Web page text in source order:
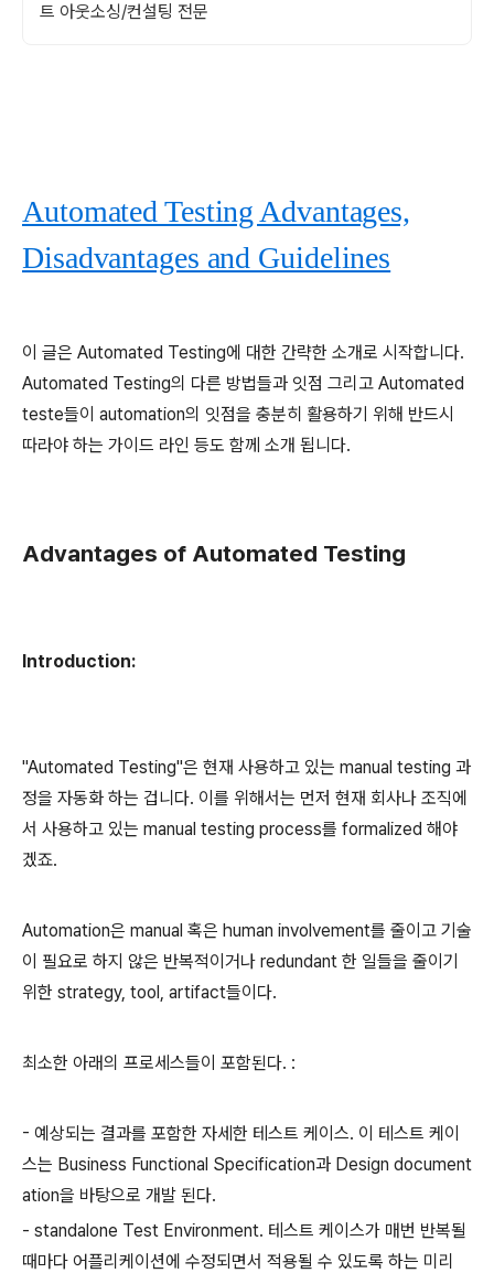
트 아웃소싱/컨설팅 전문
Automated Testing Advantages,
Disadvantages and Guidelines
이 글은 Automated Testing에 대한 간략한 소개로 시작합니다.
Automated Testing의 다른 방법들과 잇점 그리고 Automated
teste들이 automation의 잇점을 충분히 활용하기 위해 반드시
따라야 하는 가이드 라인 등도 함께 소개 됩니다.
Advantages of Automated Testing
Introduction:
"Automated Testing"은 현재 사용하고 있는 manual testing 과
정을 자동화 하는 겁니다. 이를 위해서는 먼저 현재 회사나 조직에
서 사용하고 있는 manual testing process를 formalized 해야
겠죠.
Automation은 manual 혹은 human involvement를 줄이고 기술
이 필요로 하지 않은 반복적이거나 redundant 한 일들을 줄이기
위한 strategy, tool, artifact들이다.
최소한 아래의 프로세스들이 포함된다. :
- 예상되는 결과를 포함한 자세한 테스트 케이스. 이 테스트 케이
스는 Business Functional Specification과 Design document
ation을 바탕으로 개발 된다.
- standalone Test Environment. 테스트 케이스가 매번 반복될
때마다 어플리케이션에 수정되면서 적용될 수 있도록 하는 미리